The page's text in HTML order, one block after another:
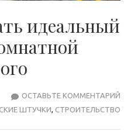
идеальный
ОСТАВЬТЕ КОММЕНТАРИЙ
ШТУЧКИ, СТРОИТЕЛЬСТВО